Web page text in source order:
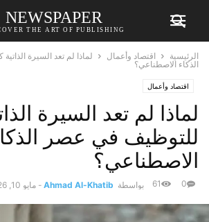
NEWSPAPER
THE ART OF PUBLISHING
الرئيسية اقتصاد وأعمال
لماذا لم تعد السيرة
الذكاء الاصطناعي؟
اقتصاد وأعمال
لماذا لم تعد السيرة
للتوظيف في عصر
الاصطناعي؟
بواسطة Ahmad Al-Khatib
- مايو 10, 2026 0
61